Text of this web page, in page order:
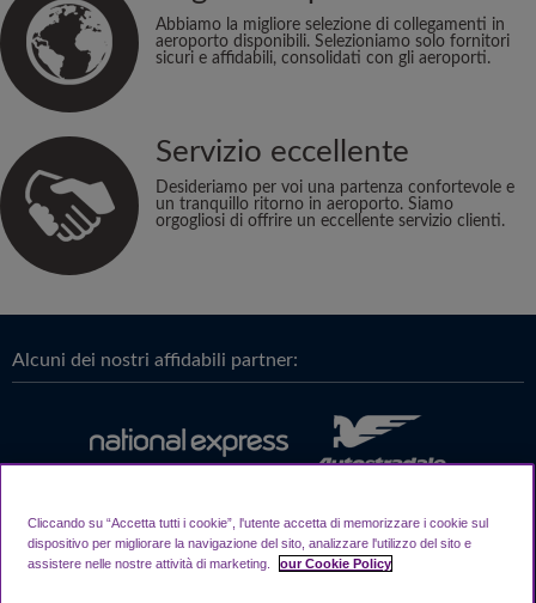
Abbiamo la migliore selezione di collegamenti in
aeroporto disponibili. Selezioniamo solo fornitori
sicuri e affidabili, consolidati con gli aeroporti.
Servizio eccellente
Desideriamo per voi una partenza confortevole e
un tranquillo ritorno in aeroporto. Siamo
orgogliosi di offrire un eccellente servizio clienti.
Alcuni dei nostri affidabili partner:
Cliccando su “Accetta tutti i cookie”, l'utente accetta di memorizzare i cookie sul
dispositivo per migliorare la navigazione del sito, analizzare l'utilizzo del sito e
assistere nelle nostre attività di marketing.
our Cookie Policy